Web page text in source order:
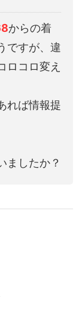
からの着
ですが、違
ロコロ変え
れば情報提
ましたか？